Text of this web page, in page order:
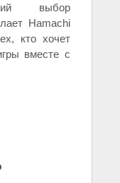
выбор
Hamachi
кто хочет
вместе с